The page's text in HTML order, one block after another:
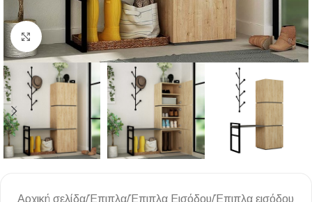
Κλικ για μεγέθυνση
Αρχική σελίδα/Έπιπλα/Έπιπλα Εισόδου/Έπιπλα εισόδου